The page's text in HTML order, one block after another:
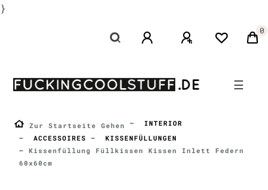
}
0
☰
Zur Startseite Gehen
INTERIOR
ACCESSOIRES
KISSENFÜLLUNGEN
Kissenfüllung Füllkissen Kissen Inlett Federn
60x60cm